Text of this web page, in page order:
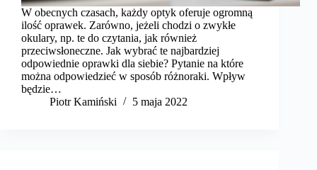
W obecnych czasach, każdy optyk oferuje ogromną
ilość oprawek. Zarówno, jeżeli chodzi o zwykłe
okulary, np. te do czytania, jak również
przeciwsłoneczne. Jak wybrać te najbardziej
odpowiednie oprawki dla siebie? Pytanie na które
można odpowiedzieć w sposób różnoraki. Wpływ
będzie…
Piotr Kamiński
5 maja 2022